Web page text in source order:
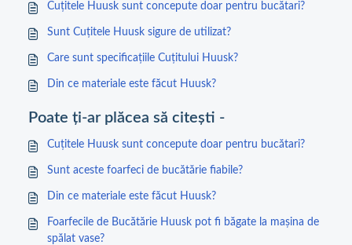
Cuțitele Huusk sunt concepute doar pentru bucătari?
Sunt Cuțitele Huusk sigure de utilizat?
Care sunt specificațiile Cuțitului Huusk?
Din ce materiale este făcut Huusk?
Poate ți-ar plăcea să citești -
Cuțitele Huusk sunt concepute doar pentru bucătari?
Sunt aceste foarfeci de bucătărie fiabile?
Din ce materiale este făcut Huusk?
Foarfecile de Bucătărie Huusk pot fi băgate la mașina de
spălat vase?